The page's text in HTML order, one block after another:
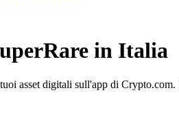
in Italia
asset digitali sull'app di